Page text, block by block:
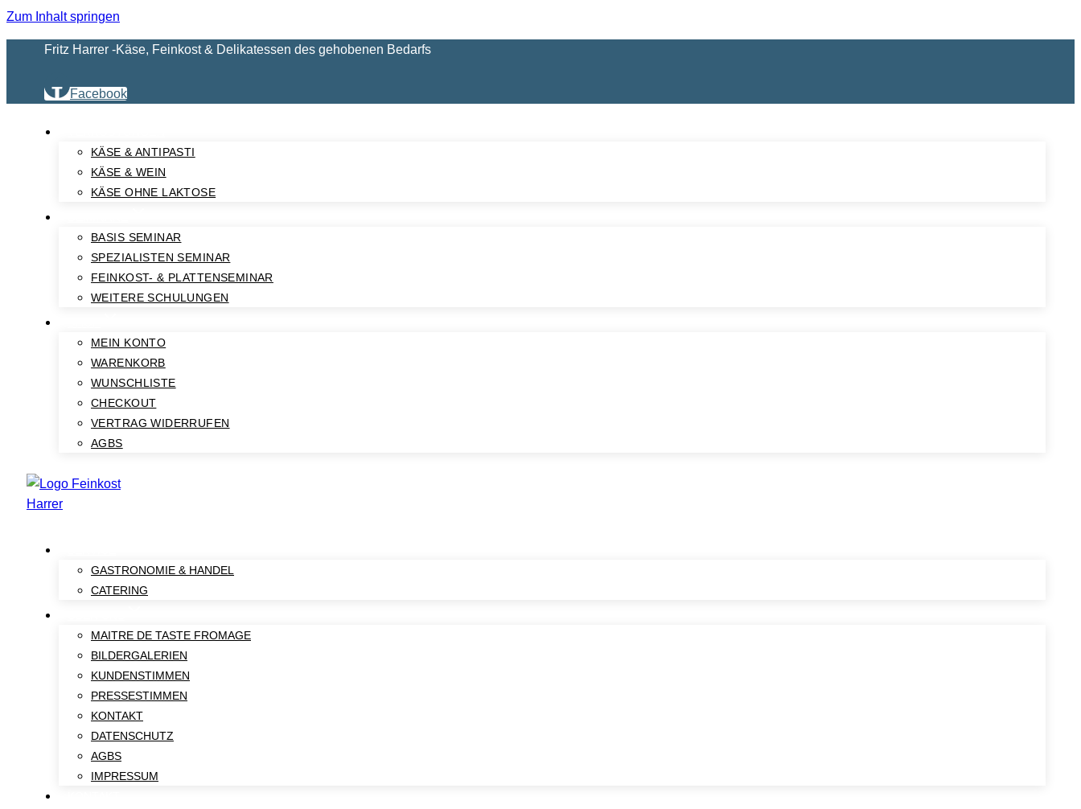
Zum Inhalt springen
Fritz Harrer -Käse, Feinkost & Delikatessen des gehobenen Bedarfs
Facebook
KÄSE & ANTIPASTI
KÄSE & WEIN
KÄSE OHNE LAKTOSE
BASIS SEMINAR
SPEZIALISTEN SEMINAR
FEINKOST- & PLATTENSEMINAR
WEITERE SCHULUNGEN
MEIN KONTO
WARENKORB
WUNSCHLISTE
CHECKOUT
VERTRAG WIDERRUFEN
AGBS
GASTRONOMIE & HANDEL
CATERING
MAITRE DE TASTE FROMAGE
BILDERGALERIEN
KUNDENSTIMMEN
PRESSESTIMMEN
KONTAKT
DATENSCHUTZ
AGBS
IMPRESSUM